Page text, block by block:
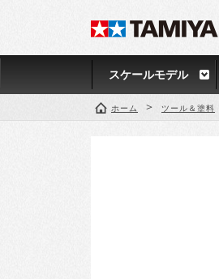
スケールモデル
ホーム > ツール＆塗料